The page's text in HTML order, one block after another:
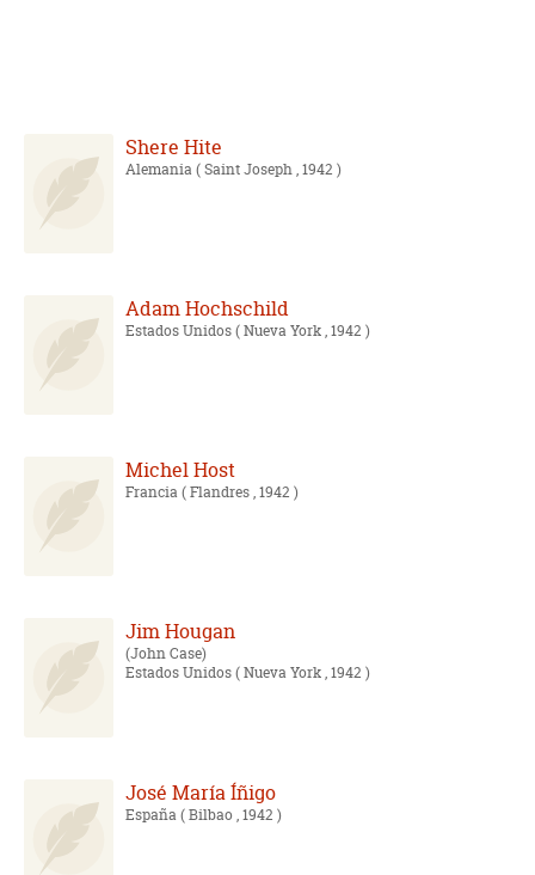
Shere Hite
Alemania( Saint Joseph , 1942 )
Adam Hochschild
Estados Unidos( Nueva York , 1942 )
Michel Host
Francia( Flandres , 1942 )
Jim Hougan
John Case
Estados Unidos( Nueva York , 1942 )
José María Íñigo
España( Bilbao , 1942 )